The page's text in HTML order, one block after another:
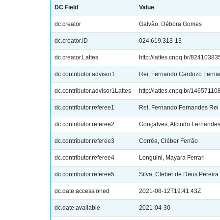
DC Field Value
dc.creator Galvão, Débora Gomes
dc.creator.ID 024.619.313-13
dc.creator.Lattes http://lattes.cnpq.br/
dc.contributor.advisor1 Rei, Fernando Cardozo
dc.contributor.advisor1Lattes http://lattes.cnpq.br/
dc.contributor.referee1 Rei, Fernando Fernandes Rei
dc.contributor.referee2 Gonçalves, Alcindo Fernandes
dc.contributor.referee3 Corrêa, Cléber Ferrão
dc.contributor.referee4 Longuini, Mayara Ferrari
dc.contributor.referee5 Silva, Cleber de Deus Pereira
dc.date.accessioned 2021-08-12T19:41:43Z
dc.date.available 2021-04-30